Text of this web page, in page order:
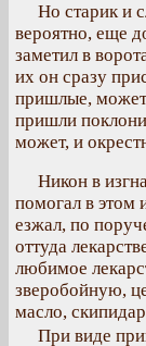
Но старик и
вероятно, еще
заметил в
их он сразу
пришлые,
пришли
может, и
Никон в
помогал в
езжал, по
оттуда
любимое
зверобойную,
масло,
При виде